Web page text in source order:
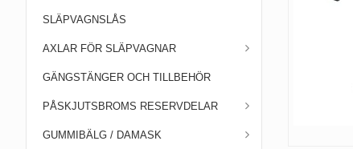
SLÄPVAGNSLÅS
AXLAR FÖR SLÄPVAGNAR
GÄNGSTÄNGER OCH TILLBEHÖR
PÅSKJUTSBROMS RESERVDELAR
GUMMIBÄLG / DAMASK